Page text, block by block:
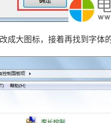
大图标，接着再找到字体的